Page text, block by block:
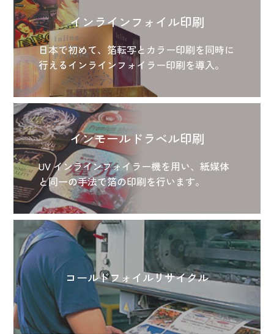
インラインフォイル印刷
日本で初めて、箔転写とカラー印刷を同時に
行えるインラインフォイラー印刷を導入。
インモールドラベル印刷
UV インラインフォイラー機を用い、紙媒体
と同一の手法で箔の印刷を行います。
コールドフォイルリサイクル